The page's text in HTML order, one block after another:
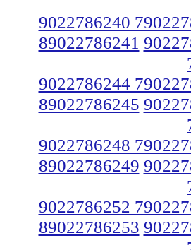
9022786240
89022786241
9022786244
89022786245
9022786248
89022786249
9022786252
89022786253